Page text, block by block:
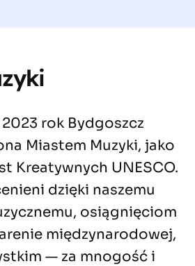
rok Bydgoszcz
Miastem Muzyki, jako
Kreatywnych UNESCO.
dzięki naszemu
osiągnięciom
międzynarodowej,
— za mnogość i